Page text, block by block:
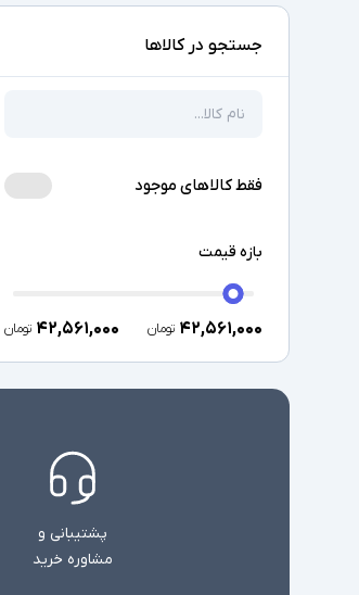
جستجو در کالاها
فقط کالاهای موجود
بازه قیمت
۴۲,۵۶۱,۰۰۰ تومان ۴۲,۵۶۱,۰۰۰ تومان
پشتیبانی و
مشاوره خرید